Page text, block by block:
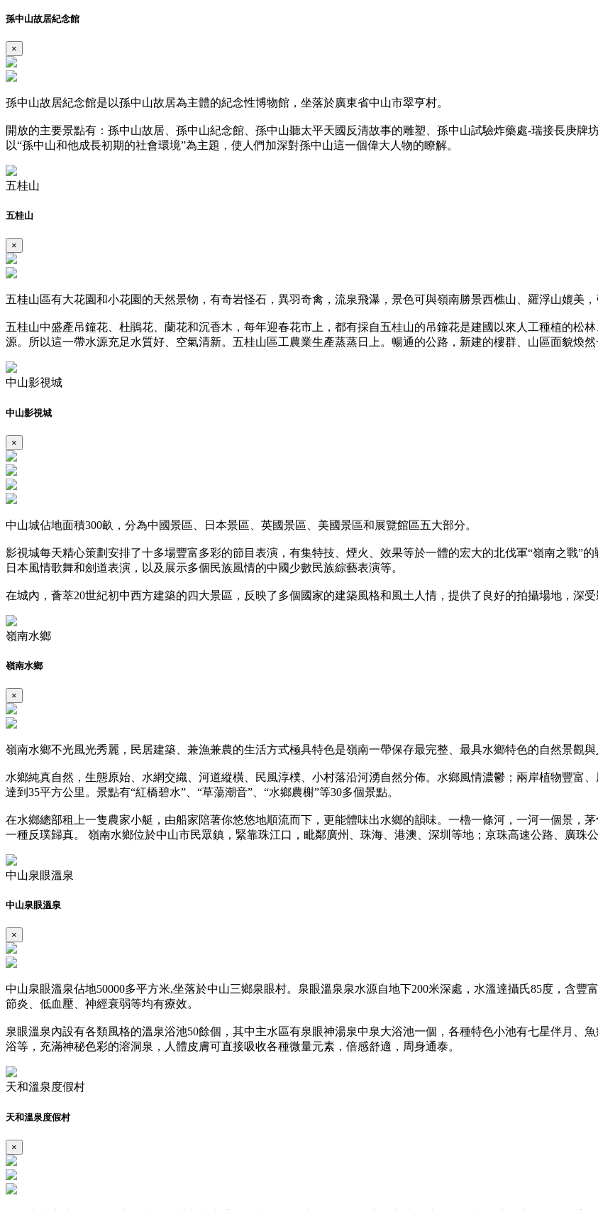
孫中山故居紀念館
×
孫中山故居紀念館是以孫中山故居為主體的紀念性博物館，坐落於廣東省中山市翠亨村。
開放的主要景點有：孫中山故居、孫中山紀念館、孫中山聽太平天國反清故事的雕塑、孫中山試驗炸藥處-瑞接長庚
以“孫中山和他成長初期的社會環境”為主題，使人們加深對孫中山這一個偉大人物的瞭解。
五桂山
五桂山
×
五桂山區有大花園和小花園的天然景物，有奇岩怪石，異羽奇禽，流泉飛瀑，景色可與嶺南勝景西樵山、羅浮山媲美，
五桂山中盛產吊鐘花、杜鵑花、蘭花和沉香木，每年迎春花市上，都有採自五桂山的吊鐘花是建國以來人工種植的松
源。所以這一帶水源充足水質好、空氣清新。五桂山區工農業生產蒸蒸日上。暢通的公路，新建的樓群、山區面貌煥然
中山影視城
中山影視城
×
中山城佔地面積300畝，分為中國景區、日本景區、英國景區、美國景區和展覽館區五大部分。
影視城每天精心策劃安排了十多場豐富多彩的節目表演，有集特技、煙火、效果等於一體的宏大的北伐軍“嶺南之戰”
日本風情歌舞和劍道表演，以及展示多個民族風情的中國少數民族綜藝表演等。
在城內，薈萃20世紀初中西方建築的四大景區，反映了多個國家的建築風格和風土人情，提供了良好的拍攝場地，深受
嶺南水鄉
嶺南水鄉
×
嶺南水鄉不光風光秀麗，民居建築、兼漁兼農的生活方式極具特色是嶺南一帶保存最完整、最具水鄉特色的自然景觀與
水鄉純真自然，生態原始、水網交織、河道縱橫、民風淳樸、小村落沿河湧自然分佈。水鄉風情濃鬱；兩岸植物豐富
達到35平方公里。景點有“紅橋碧水”、“草蕩潮音”、“水鄉農榭”等30多個景點。
在水鄉總部租上一隻農家小艇，由船家陪著你悠悠地順流而下，更能體味出水鄉的韻味。一櫓一條河，一河一個景，
一種反璞歸真。 嶺南水鄉位於中山市民眾鎮，緊靠珠江口，毗鄰廣州、珠海、港澳、深圳等地；京珠高速公路、廣珠
中山泉眼溫泉
中山泉眼溫泉
×
中山泉眼溫泉佔地50000多平方米,坐落於中山三鄉泉眼村。泉眼溫泉泉水源自地下200米深處，水溫達攝氏85度，含
節炎、低血壓、神經衰弱等均有療效。
泉眼溫泉內設有各類風格的溫泉浴池50餘個，其中主水區有泉眼神湯泉中泉大浴池一個，各種特色小池有七星伴月、
浴等，充滿神秘色彩的溶洞泉，人體皮膚可直接吸收各種微量元素，倍感舒適，周身通泰。
天和溫泉度假村
天和溫泉度假村
×